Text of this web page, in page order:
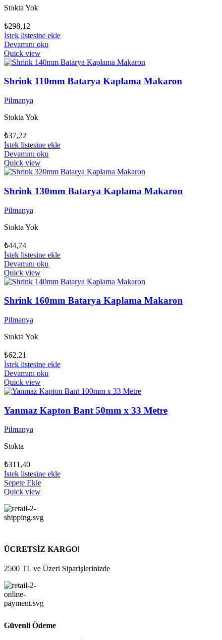
Stokta Yok
₺298,12
İstek listesine ekle
Devamını oku
Quick view
Shrink 110mm Batarya Kaplama Makaron
Pilmanya
Stokta Yok
₺37,22
İstek listesine ekle
Devamını oku
Quick view
Shrink 130mm Batarya Kaplama Makaron
Pilmanya
Stokta Yok
₺44,74
İstek listesine ekle
Devamını oku
Quick view
Shrink 160mm Batarya Kaplama Makaron
Pilmanya
Stokta Yok
₺62,21
İstek listesine ekle
Devamını oku
Quick view
Yanmaz Kapton Bant 50mm x 33 Metre
Pilmanya
Stokta
₺311,40
İstek listesine ekle
Sepete Ekle
Quick view
ÜCRETSİZ KARGO!
2500 TL ve Üzeri Siparişlerinizde
Güvenli Ödeme